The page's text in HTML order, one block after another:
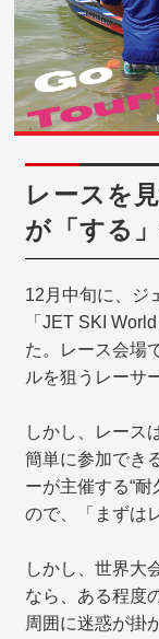
レースを
が「する
12月中旬に、ジ
「JET SKI
た。レース会場
ルを狙うレーサ
しかし、レース
簡単に参加でき
ーが主催する“
ので、「まずは
しかし、世界大
なら、ある程度
周囲に迷惑が掛